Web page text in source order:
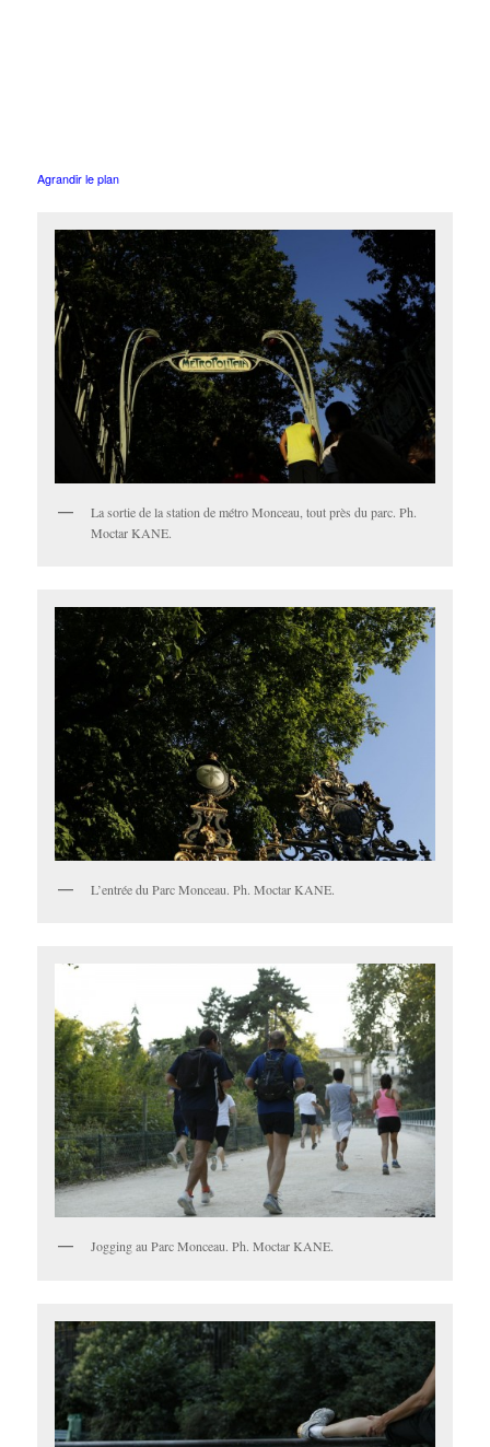
Agrandir le plan
La sortie de la station de métro Monceau, tout près du parc. Ph.
Moctar KANE.
L’entrée du Parc Monceau. Ph. Moctar KANE.
Jogging au Parc Monceau. Ph. Moctar KANE.